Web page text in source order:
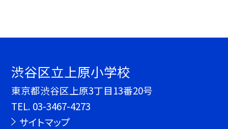
渋谷区立上原小学校
東京都渋谷区上原3丁目13番20号
TEL. 03-3467-4273
サイトマップ